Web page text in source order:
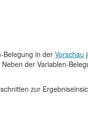
Belegung in der Vorschau
der Variablen-
zur